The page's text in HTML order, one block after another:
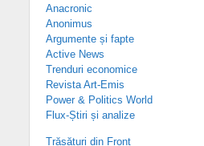
Anacronic
Anonimus
Argumente și fapte
Active News
Trenduri economice
Revista Art-Emis
Power & Politics World
Flux-Știri și analize
Trăsături din Front